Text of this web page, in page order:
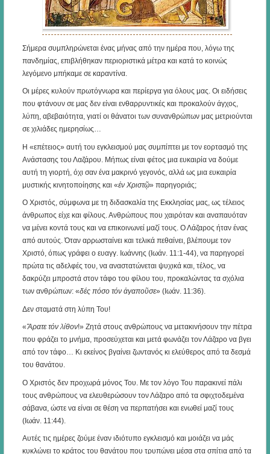
Σήμερα συμπληρώνεται ένας μήνας από την ημέρα που, λόγω της
πανδημίας, επιβλήθηκαν περιοριστικά μέτρα και κατά το κοινώς
λεγόμενο μπήκαμε σε καραντίνα.
Οι μέρες κυλούν πρωτόγνωρα και περίεργα για όλους μας. Οι ειδήσεις
που φτάνουν σε μας δεν είναι ενθαρρυντικές και προκαλούν άγχος,
λύπη, αβεβαιότητα, γιατί οι θάνατοι των συνανθρώπων μας μετριούνται
σε χιλιάδες ημερησίως…
Η «επέτειος» αυτή του εγκλεισμού μας συμπίπτει με τον εορτασμό της
Ανάστασης του Λαζάρου. Μήπως είναι φέτος μια ευκαιρία να δούμε
αυτή τη γιορτή, όχι σαν ένα μακρινό γεγονός, αλλά ως μια ευκαιρία
μυστικής κινητοποίησης και «ἐν Χριστῷ» παρηγοριάς;
Ο Χριστός, σύμφωνα με τη διδασκαλία της Εκκλησίας μας, ως τέλειος
άνθρωπος είχε και φίλους. Ανθρώπους που χαιρόταν και αναπαυόταν
να μένει κοντά τους και να επικοινωνεί μαζί τους. Ο Λάζαρος ήταν ένας
από αυτούς. Όταν αρρωσταίνει και τελικά πεθαίνει, βλέπουμε τον
Χριστό, όπως γράφει ο ευαγγ. Ιωάννης (Ιωάν. 11:1-44), να παρηγορεί
πρώτα τις αδελφές του, να αναστατώνεται ψυχικά και, τέλος, να
δακρύζει μπροστά στον τάφο του φίλου του, προκαλώντας τα σχόλια
των ανθρώπων: «δές πόσο τόν ἀγαποῦσε» (Ιωάν. 11:36).
Δεν σταματά στη λύπη Του!
«Ἄρατε τόν λίθον!» Ζητά στους ανθρώπους να μετακινήσουν την πέτρα
που φράζει το μνήμα, προσεύχεται και μετά φωνάζει τον Λάζαρο να βγει
από τον τάφο… Κι εκείνος βγαίνει ζωντανός κι ελεύθερος από τα δεσμά
του θανάτου.
Ο Χριστός δεν προχωρά μόνος Του. Με τον λόγο Του παρακινεί πάλι
τους ανθρώπους να ελευθερώσουν τον Λάζαρο από τα σφιχτοδεμένα
σάβανα, ώστε να είναι σε θέση να περπατήσει και ενωθεί μαζί τους
(Ιωάν. 11:44).
Αυτές τις ημέρες ζούμε έναν ιδιότυπο εγκλεισμό και μοιάζει να μάς
κυκλώνει το κράτος του θανάτου που τρυπώνει μέσα στα σπίτια από τα